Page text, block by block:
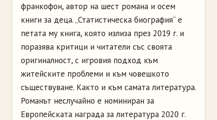
франкофон, автор на шест романа и осем
книги за деца. „Статистическа биография“ е
петата му книга, която излиза през 2019 г. и
поразява критици и читатели със своята
оригиналност, с игровия подход към
житейските проблеми и към човешкото
съществуване. Както и към самата литература.
Романът неслучайно е номиниран за
Европейската награда за литература 2020 г.